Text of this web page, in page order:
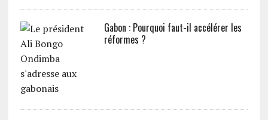
Gabon : Pourquoi faut-il accélérer les
réformes ?